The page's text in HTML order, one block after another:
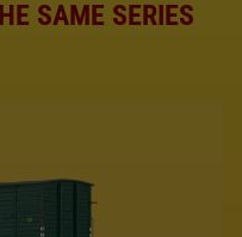
SAME SERIES